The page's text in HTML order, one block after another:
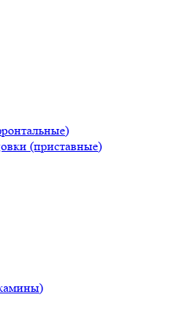
(приставные)